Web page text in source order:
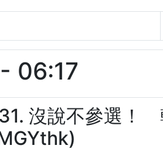
06:17
沒說不參選！